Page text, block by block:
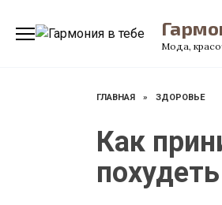
Мода,
ГЛАВНАЯ » ЗДОРОВЬЕ
Как
похудеть